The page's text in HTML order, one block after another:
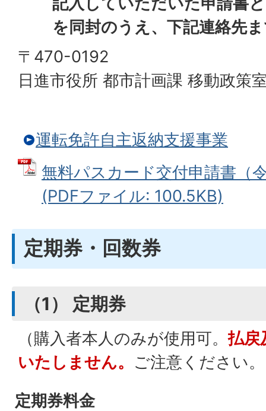
を同封のうえ、下記連絡先
〒470-0192
日進市役所 都市計画課 移動政策
運転免許自主返納支援事業
無料パスカード交付申請書（
(PDFファイル: 100.5KB)
定期券・回数券
（1） 定期券
（購入者本人のみが使用可。払戻
いたしません。 ご注意ください
定期券料金